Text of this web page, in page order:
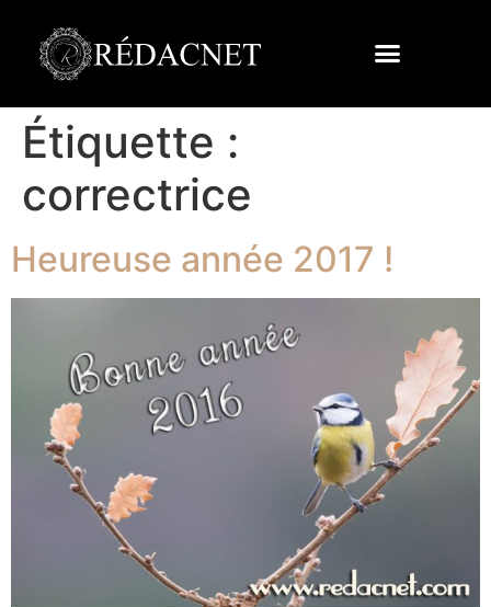
Étiquette :
correctrice
Heureuse année 2017 !